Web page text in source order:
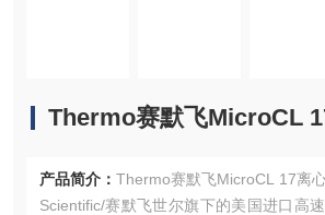
Thermo赛默飞MicroCL
产品简介： Thermo赛默飞MicroCL 17离
Scientific/赛默飞世尔旗下的美国进口高